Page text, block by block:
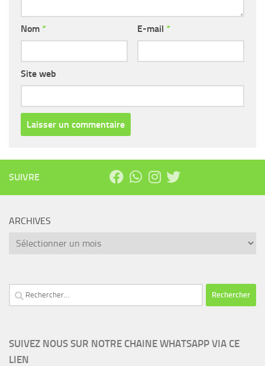
Nom * E-mail *
Site web
SUIVRE
ARCHIVES
Archives
Rechercher :
SUIVEZ NOUS SUR NOTRE CHAINE WHATSAPP VIA CE
LIEN